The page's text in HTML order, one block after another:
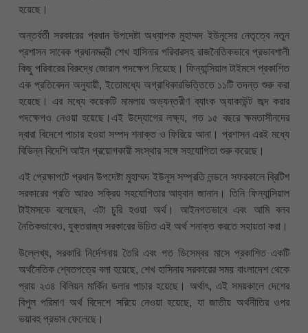
হয়েছে।
অন্তর্বর্তী সরকারের প্রধান উপদেষ্টা অধ্যাপক মুহাম্মদ ইউনূসের নেতৃত্বে নতুন
প্রশাসন সাবেক প্রধানমন্ত্রী শেখ হাসিনার পরিবারসহ রাজনৈতিকভাবে প্রভাবশালী
কিছু পরিবারের বিরুদ্ধে জোরাল পদক্ষেপ নিয়েছে। ফিন্যান্সিয়াল টাইমসে প্রকাশিত
এক প্রতিবেদন অনুযায়ী, ইতোমধ্যে অগ্রাধিকারভিত্তিতে ১১টি তদন্ত শুরু করা
হয়েছে। এর মধ্যে কয়েকটি মামলায় অভ্যন্তরীণ ব্যাংক অ্যাকাউন্ট জব্দ করার
পদক্ষেপও নেওয়া হয়েছে।এই উদ্যোগের লক্ষ্য, গত ১৫ বছরে ক্ষমতাসীনদের
দ্বারা বিদেশে পাচার হওয়া সম্পদ শনাক্ত ও ফিরিয়ে আনা। প্রশাসন এরই মধ্যে
বিভিন্ন বিদেশি আইন প্রয়োগকারী সংস্থার সঙ্গে সহযোগিতা শুরু করেছে।
এই প্রেক্ষাপটে প্রধান উপদেষ্টা মুহাম্মদ ইউনূস সম্প্রতি লন্ডনে সফরকালে ব্রিটিশ
সরকারের প্রতি আরও সক্রিয় সহযোগিতার আহ্বান জানান। তিনি ফিন্যান্সিয়াল
টাইমসকে বলেছেন, এটা চুরি হওয়া অর্থ। আইনগতভাবে এবং আমি বলব
নৈতিকভাবেও, যুক্তরাজ্য সরকারের উচিত এই অর্থ শনাক্ত করতে সহায়তা করা।
উল্লেখ্য, সরকারি নির্দেশনায় তৈরি এবং গত ডিসেম্বর মাসে প্রকাশিত একটি
অর্থনৈতিক শ্বেতপত্রে বলা হয়েছে, শেখ হাসিনার সরকারের সময় বাংলাদেশ থেকে
প্রায় ২৩৪ বিলিয়ন মার্কিন ডলার পাচার হয়েছে। অর্থাৎ, এই সময়কালে দেশের
বিপুল পরিমাণ অর্থ বিদেশে সরিয়ে নেওয়া হয়েছে, যা জাতীয় অর্থনীতির ওপর
ভয়াবহ প্রভাব ফেলেছে।